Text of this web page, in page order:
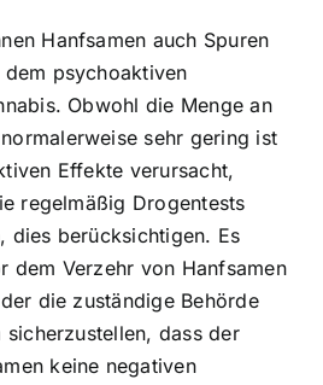
Hanfsamen auch Spuren
psychoaktiven
Obwohl die Menge an
sehr gering ist
Effekte verursacht,
regelmäßig Drogentests
dies berücksichtigen. Es
dem Verzehr von Hanfsamen
die zuständige Behörde
sicherzustellen, dass der
keine negativen